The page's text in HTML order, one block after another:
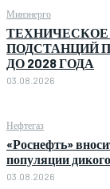
Минэнерго
ПОДСТАНЦИЙ
ДО 2028 ГОДА
03.08.2026
Нефтегаз
«Роснефть»
популяции
03.08.2026